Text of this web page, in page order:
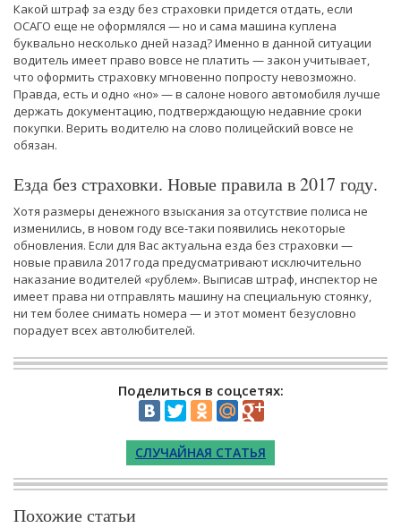
Какой штраф за езду без страховки придется отдать, если
ОСАГО еще не оформлялся — но и сама машина куплена
буквально несколько дней назад? Именно в данной ситуации
водитель имеет право вовсе не платить — закон учитывает,
что оформить страховку мгновенно попросту невозможно.
Правда, есть и одно «но» — в салоне нового автомобиля лучше
держать документацию, подтверждающую недавние сроки
покупки. Верить водителю на слово полицейский вовсе не
обязан.
Езда без страховки. Новые правила в 2017 году.
Хотя размеры денежного взыскания за отсутствие полиса не
изменились, в новом году все-таки появились некоторые
обновления. Если для Вас актуальна езда без страховки —
новые правила 2017 года предусматривают исключительно
наказание водителей «рублем». Выписав штраф, инспектор не
имеет права ни отправлять машину на специальную стоянку,
ни тем более снимать номера — и этот момент безусловно
порадует всех автолюбителей.
Поделиться в соцсетях:
СЛУЧАЙНАЯ СТАТЬЯ
Похожие статьи